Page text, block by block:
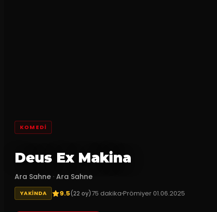
KOMEDI
Deus Ex Makina
Ara Sahne · Ara Sahne
YAKINDA 9.5(22 oy)75 dakikaPrömiyer 01.06.2025